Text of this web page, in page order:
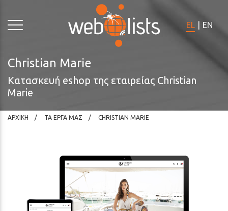
ιστότοπος
σύστημα
προσβασιμότητας.
EL EN
Christian Marie
Κατασκευή eshop της εταιρείας Christian
Marie
ΑΡΧΙΚΗ ΤΑ ΕΡΓΑ ΜΑΣ CHRISTIAN MARIE